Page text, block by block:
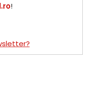
!